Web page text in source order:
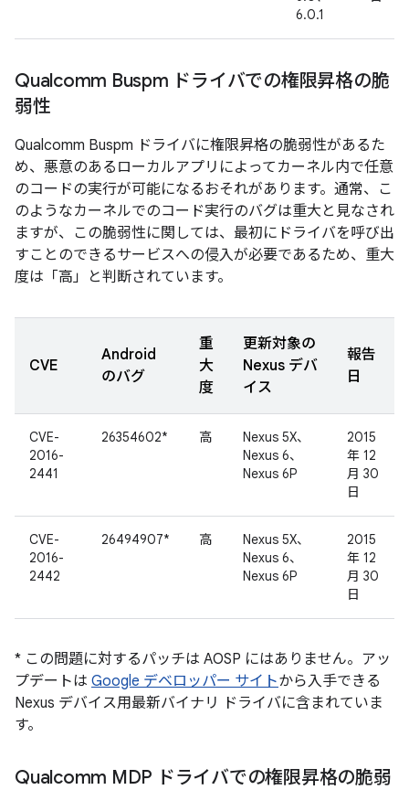
6.0.1
Qualcomm Buspm ドライバでの権限昇格の脆
弱性
Qualcomm Buspm ドライバに権限昇格の脆弱性があるた
め、悪意のあるローカルアプリによってカーネル内で任意
のコードの実行が可能になるおそれがあります。通常、こ
のようなカーネルでのコード実行のバグは重大と見なされ
ますが、この脆弱性に関しては、最初にドライバを呼び出
すことのできるサービスへの侵入が必要であるため、重大
度は「高」と判断されています。
CVE
Android
のバグ
重
大
度
更新対象の
Nexus デバ
イス
報告
日
CVE-
2016-
2441
26354602* 高
Nexus 5X、
Nexus 6、
Nexus 6P
2015
年 12
月 30
日
CVE-
2016-
2442
26494907* 高
Nexus 5X、
Nexus 6、
Nexus 6P
2015
年 12
月 30
日
* この問題に対するパッチは AOSP にはありません。アッ
プデートは Google デベロッパー サイトから入手できる
Nexus デバイス用最新バイナリ ドライバに含まれていま
す。
Qualcomm MDP ドライバでの権限昇格の脆弱